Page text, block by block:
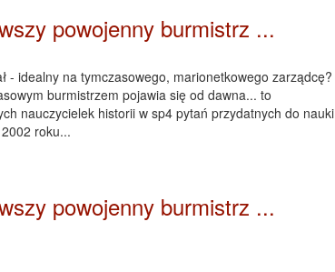
powojenny burmistrz ...
- idealny na tymczasowego, marionetkowego zarządcę?
burmistrzem pojawia się od dawna... to
nauczycielek historii w sp4 pytań przydatnych do nauki
roku...
powojenny burmistrz ...